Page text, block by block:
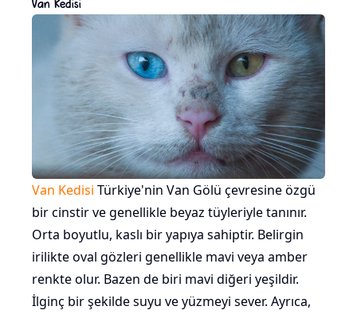
Van Kedisi Türkiye'nin Van Gölü çevresine özgü
bir cinstir ve genellikle beyaz tüyleriyle tanınır.
Orta boyutlu, kaslı bir yapıya sahiptir. Belirgin
irilikte oval gözleri genellikle mavi veya amber
renkte olur. Bazen de biri mavi diğeri yeşildir.
İlginç bir şekilde suyu ve yüzmeyi sever. Ayrıca,